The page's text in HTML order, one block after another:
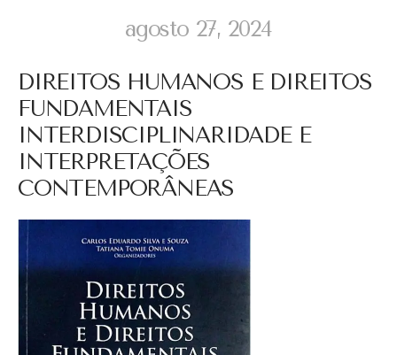
agosto 27, 2024
DIREITOS HUMANOS E DIREITOS
FUNDAMENTAIS
INTERDISCIPLINARIDADE E
INTERPRETAÇÕES
CONTEMPORÂNEAS